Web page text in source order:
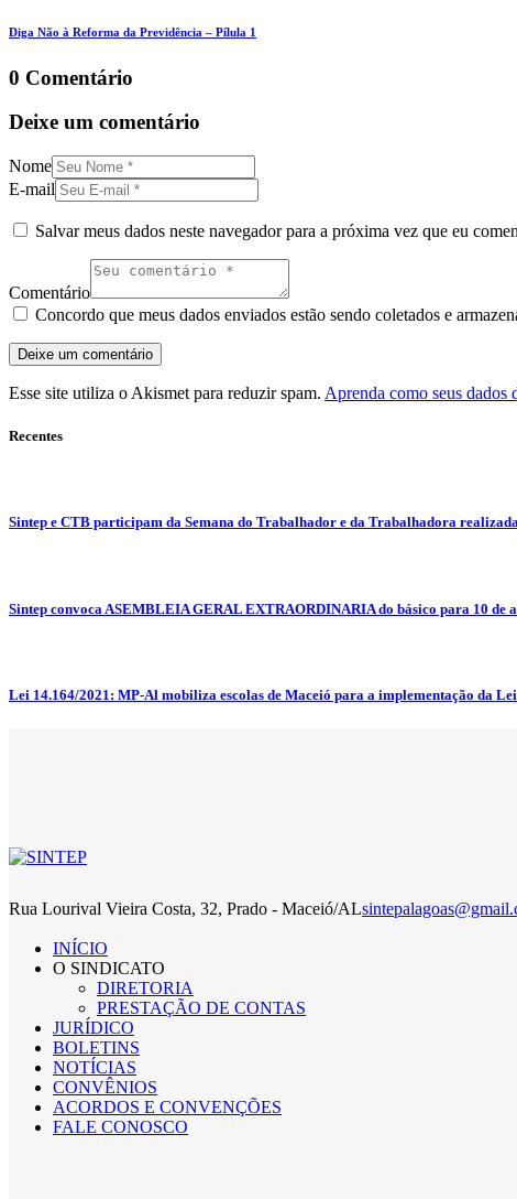
Diga Não à Reforma da Previdência – Pílula 1
0 Comentário
Deixe um comentário
Nome
E-mail
Salvar meus dados neste navegador para a próxima vez que eu
Comentário
Concordo que meus dados enviados estão sendo coletados e
Esse site utiliza o Akismet para reduzir spam. Aprenda como seus dados
Recentes
Sintep e CTB participam da Semana do Trabalhador e da Trabalhadora
Sintep convoca ASEMBLEIA GERAL EXTRAORDINARIA do básico para 10 de
Lei 14.164/2021: MP-Al mobiliza escolas de Maceió para a implementação da
Rua Lourival Vieira Costa, 32, Prado - Maceió/AL
INÍCIO
O SINDICATO
DIRETORIA
PRESTAÇÃO DE CONTAS
JURÍDICO
BOLETINS
NOTÍCIAS
CONVÊNIOS
ACORDOS E CONVENÇÕES
FALE CONOSCO